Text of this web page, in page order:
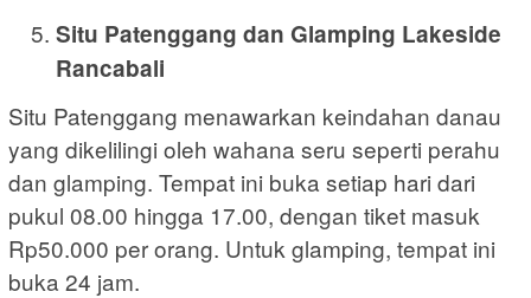
Situ Patenggang dan Glamping Lakeside
Rancabali
Situ Patenggang menawarkan keindahan danau
yang dikelilingi oleh wahana seru seperti perahu
dan glamping. Tempat ini buka setiap hari dari
pukul 08.00 hingga 17.00, dengan tiket masuk
Rp50.000 per orang. Untuk glamping, tempat ini
buka 24 jam.